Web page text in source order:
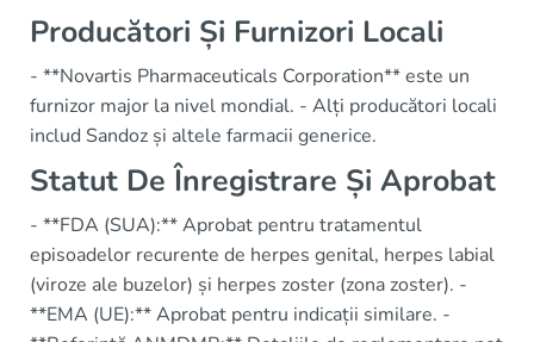
Producători Și Furnizori Locali
- **Novartis Pharmaceuticals Corporation** este un
furnizor major la nivel mondial. - Alți producători locali
includ Sandoz și altele farmacii generice.
Statut De Înregistrare Și Aprobat
- **FDA (SUA):** Aprobat pentru tratamentul
episoadelor recurente de herpes genital, herpes labial
(viroze ale buzelor) și herpes zoster (zona zoster). -
**EMA (UE):** Aprobat pentru indicații similare. -